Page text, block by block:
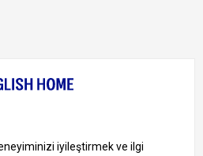
Kargo Bedava!